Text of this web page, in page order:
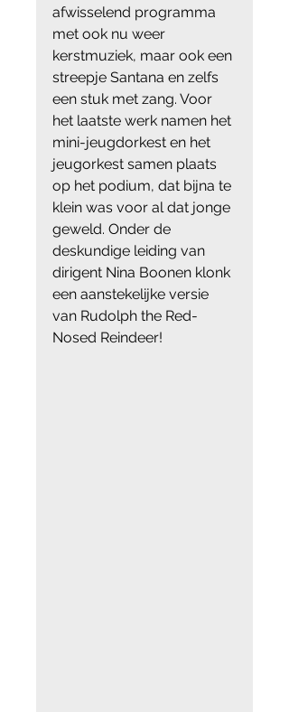
afwisselend programma
met ook nu weer
kerstmuziek, maar ook een
streepje Santana en zelfs
een stuk met zang. Voor
het laatste werk namen het
mini-jeugdorkest en het
jeugorkest samen plaats
op het podium, dat bijna te
klein was voor al dat jonge
geweld. Onder de
deskundige leiding van
dirigent Nina Boonen klonk
een aanstekelijke versie
van Rudolph the Red-
Nosed Reindeer!